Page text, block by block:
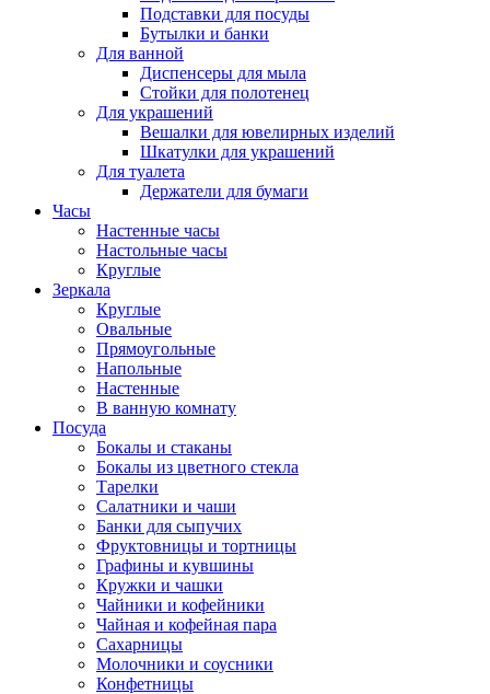
Подставки для посуды
Бутылки и банки
Для ванной
Диспенсеры для мыла
Стойки для полотенец
Для украшений
Вешалки для ювелирных изделий
Шкатулки для украшений
Для туалета
Держатели для бумаги
Часы
Настенные часы
Настольные часы
Круглые
Зеркала
Круглые
Овальные
Прямоугольные
Напольные
Настенные
В ванную комнату
Посуда
Бокалы и стаканы
Бокалы из цветного стекла
Тарелки
Салатники и чаши
Банки для сыпучих
Фруктовницы и тортницы
Графины и кувшины
Кружки и чашки
Чайники и кофейники
Чайная и кофейная пара
Сахарницы
Молочники и соусники
Конфетницы